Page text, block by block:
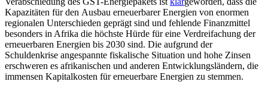
Kapazitäten für den Ausbau erneuerbarer Energien von enormen
regio­nalen Unterschieden geprägt sind und fehlende Finanzmittel
besonders in Afrika die höchste Hürde für eine Ver­dreifachung der
erneuerbaren Energien bis 2030 sind. Die aufgrund der
Schuldenkrise angespannte fiskalische Situation und hohe Zinsen
erschweren es afrikanischen und anderen Entwicklungsländern, die
immen­sen Kapitalkosten für erneuerbare Energien zu stemmen.